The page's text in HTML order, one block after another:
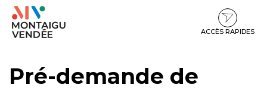
Gestion des traceurs
Aller
Aller
contenu
Aller
pied
ACCÈS RAPIDES
Pré-demande de